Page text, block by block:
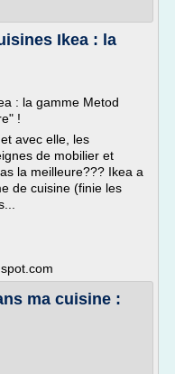
Ikea : la
: la gamme Metod
!
avec elle, les
de mobilier et
la meilleure??? Ikea a
de cuisine (finie les
ma cuisine :